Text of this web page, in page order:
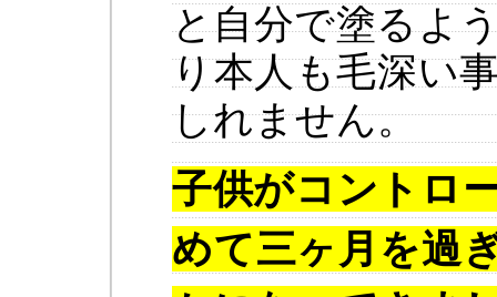
と自分で塗るよ
り本人も毛深い
しれません。
子供がコントロ
めて三ヶ月を過